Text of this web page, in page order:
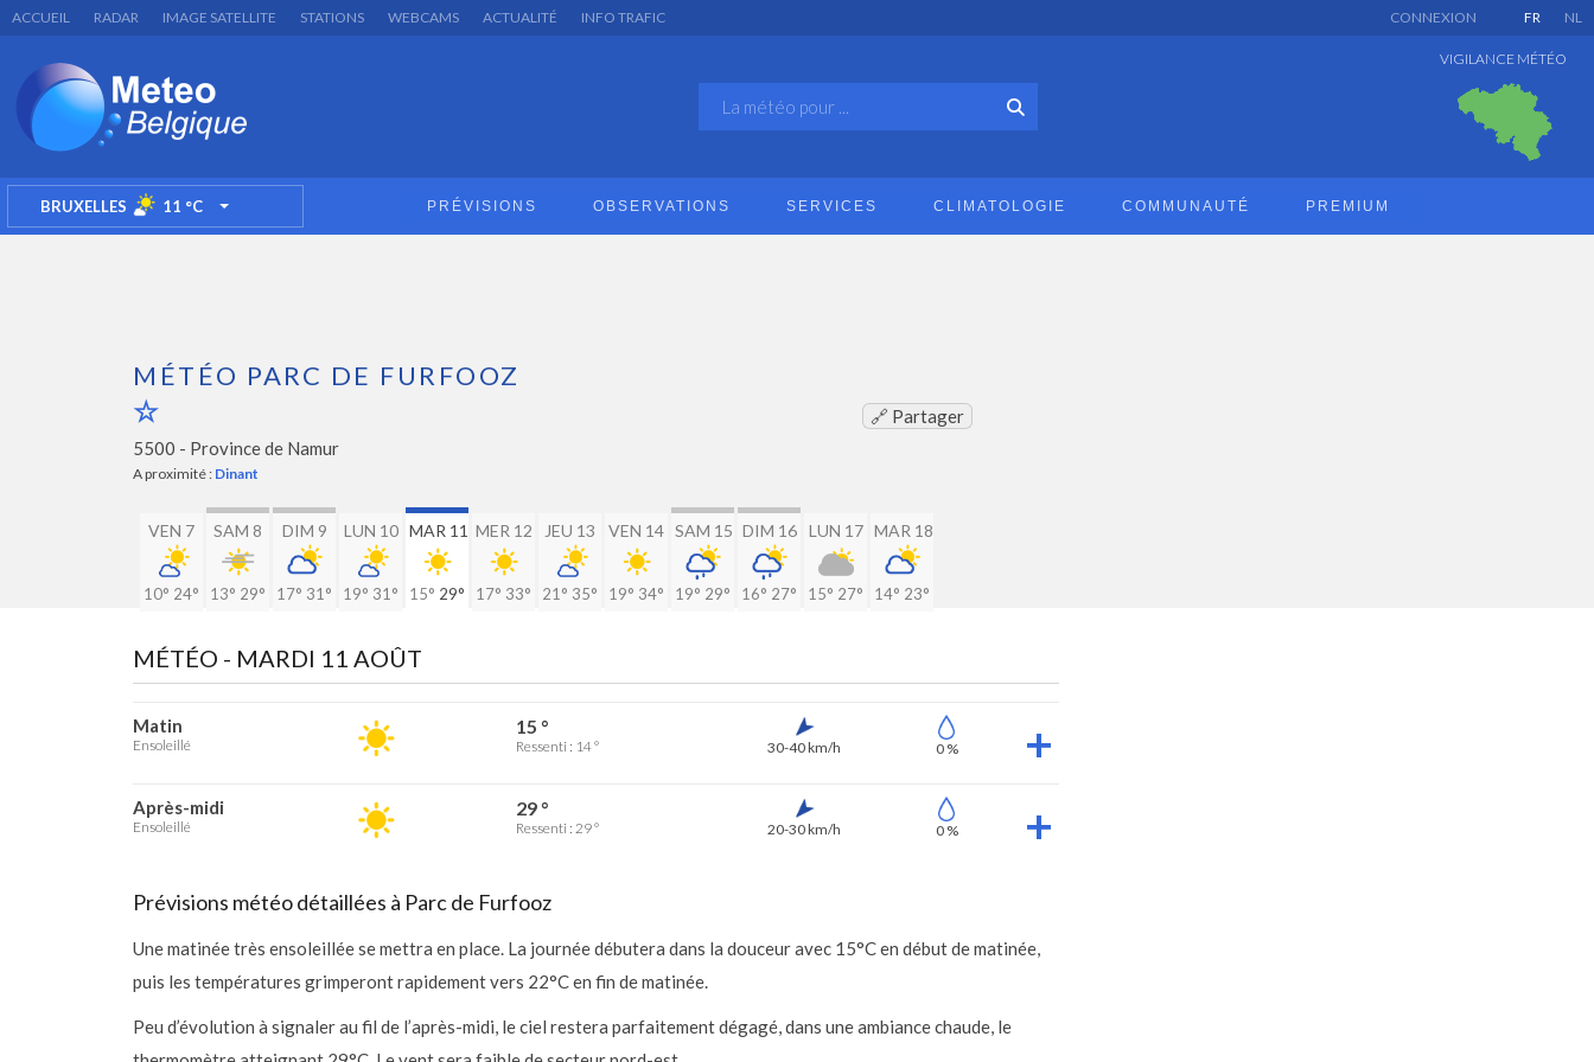
ACCUEIL RADAR IMAGE SATELLITE STATIONS WEBCAMS ACTUALITÉ INFO TRAFIC FR NL
CONNEXION
VIGILANCE MÉTÉO
BRUXELLES 11 °C TOGGLE DROPDOWN PRÉVISIONS OBSERVATIONS SERVICES CLIMATOLOGIE COMMUNAUTÉ PREMIUM
MÉTÉO PARC DE FURFOOZ
🔗 Partager
5500 - Province de Namur
A proximité : Dinant
VEN 7
10° 24°
SAM 8
13° 29°
DIM 9
17° 31°
LUN 10
19° 31°
MAR 11
15° 29°
MER 12
17° 33°
JEU 13
21° 35°
VEN 14
19° 34°
SAM 15
19° 29°
DIM 16
16° 27°
LUN 17
15° 27°
MAR 18
14° 23°
MÉTÉO - MARDI 11 AOÛT
Matin
Ensoleillé
15 °
Ressenti : 14 ° 30-40 km/h 0 %
Après-midi
Ensoleillé
29 °
Ressenti : 29 ° 20-30 km/h 0 %
Prévisions météo détaillées à Parc de Furfooz
Une matinée très ensoleillée se mettra en place. La journée débutera dans la douceur avec 15°C en début de matinée,
puis les températures grimperont rapidement vers 22°C en fin de matinée.
Peu d’évolution à signaler au fil de l’après-midi, le ciel restera parfaitement dégagé, dans une ambiance chaude, le